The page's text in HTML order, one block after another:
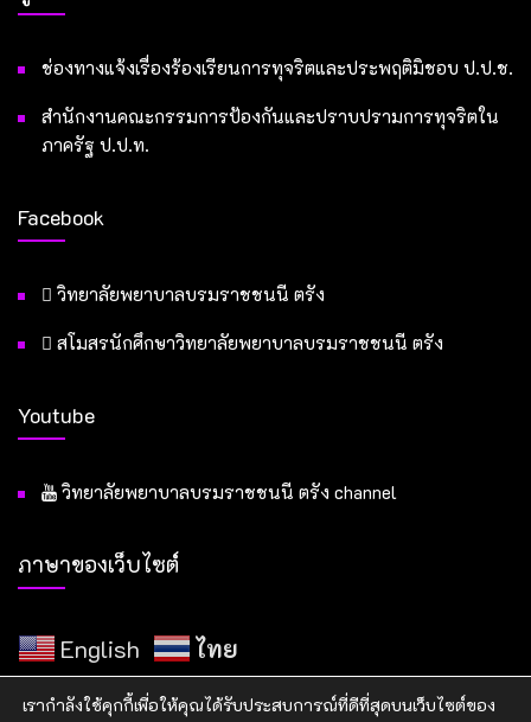
ช่องทางแจ้งเรื่องร้องเรียนการทุจริตและประพฤติมิชอบ ป.ป.ช.
สำนักงานคณะกรรมการป้องกันและปราบปรามการทุจริตใน
ภาครัฐ ป.ป.ท.
Facebook
วิทยาลัยพยาบาลบรมราชชนนี ตรัง
สโมสรนักศึกษาวิทยาลัยพยาบาลบรมราชชนนี ตรัง
Youtube
วิทยาลัยพยาบาลบรมราชชนนี ตรัง channel
ภาษาของเว็บไซต์
English ไทย
เรากำลังใช้คุกกี้เพื่อให้คุณได้รับประสบการณ์ที่ดีที่สุดบนเว็บไซต์ของ